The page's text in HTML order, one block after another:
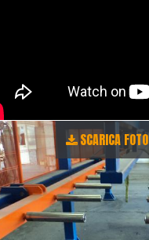
SCARICA FOTO